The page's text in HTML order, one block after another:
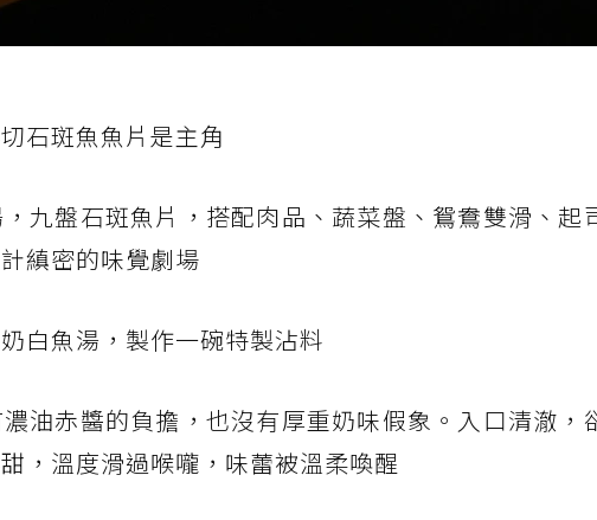
石斑魚魚片是主角
九盤石斑魚片，搭配肉品、蔬菜盤、鴛鴦雙滑、起
縝密的味覺劇場
白魚湯，製作一碗特製沾料
油赤醬的負擔，也沒有厚重奶味假象。入口清澈，
，溫度滑過喉嚨，味蕾被溫柔喚醒